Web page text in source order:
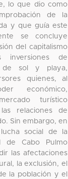
lo que dio como
de la
y que guía este
se concluye
del capitalismo
inversiones de
de sol y playa,
quienes, al
económico,
turístico
relaciones de
Sin embargo, en
social de la
de Cabo Pulmo
las afectaciones
la exclusión, el
la población y el